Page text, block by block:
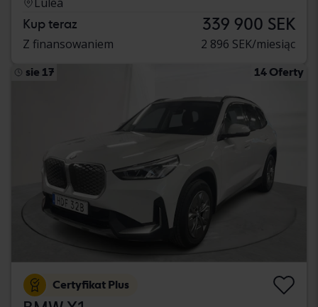
Kup teraz 339 900 SEK
Z finansowaniem 2 896 SEK/miesiąc
sie 17 14 Oferty
Certyfikat Plus